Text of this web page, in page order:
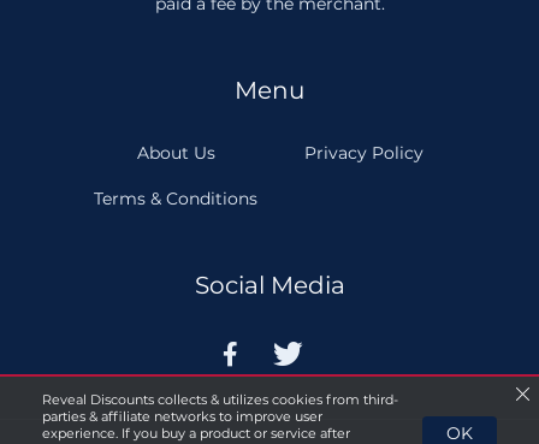
Menu
About Us Privacy Policy
Terms & Conditions
Social Media
 
Reveal Discounts collects & utilizes cookies from third-
parties & affiliate networks to improve user
experience. If you buy a product or service after
OK